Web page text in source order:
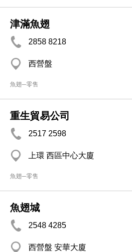
津滿魚翅
2858 8218
西營盤
魚翅─零售
重生貿易公司
2517 2598
上環 西區中心大廈
魚翅─零售
魚翅城
2548 4285
西營盤 安華大廈